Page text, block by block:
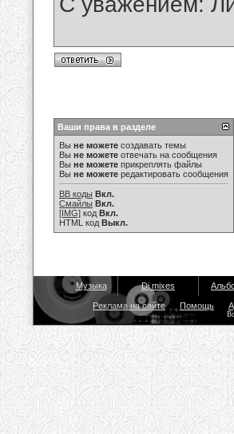
Ваши права в разделе
Вы не можете создавать темы
Вы не можете отвечать на сообщения
Вы не можете прикреплять файлы
Вы не можете редактировать сообщения
BB коды Вкл.
Смайлы Вкл.
[IMG] код Вкл.
HTML код Выкл.
Музыка Dj mixes
Реклама на сайте Помощь